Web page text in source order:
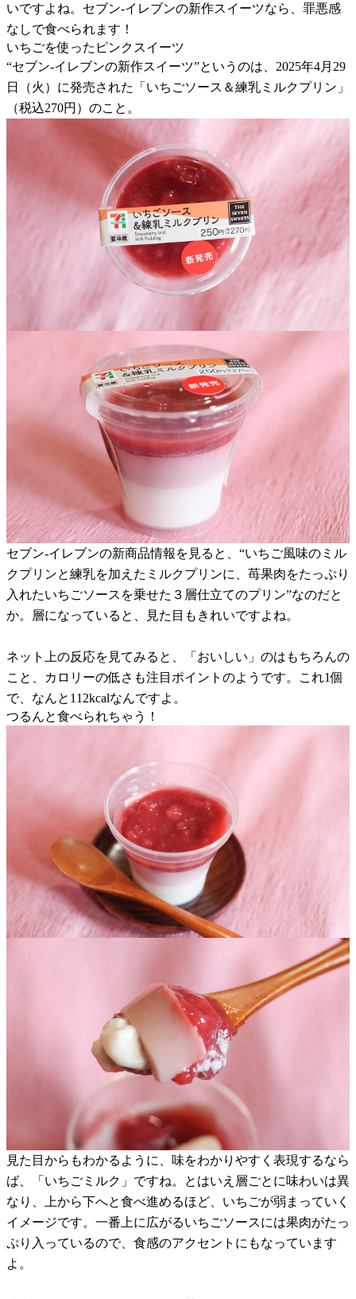
いですよね。セブン-イレブンの新作スイーツなら、罪悪感
なしで食べられます！
いちごを使ったピンクスイーツ
“セブン-イレブンの新作スイーツ”というのは、2025年4月29
日（火）に発売された「いちごソース＆練乳ミルクプリン」
（税込270円）のこと。
セブン-イレブンの新商品情報を見ると、“いちご風味のミル
クプリンと練乳を加えたミルクプリンに、苺果肉をたっぷり
入れたいちごソースを乗せた３層仕立てのプリン”なのだと
か。層になっていると、見た目もきれいですよね。
ネット上の反応を見てみると、「おいしい」のはもちろんの
こと、カロリーの低さも注目ポイントのようです。これ1個
で、なんと112kcalなんですよ。
つるんと食べられちゃう！
見た目からもわかるように、味をわかりやすく表現するなら
ば、「いちごミルク」ですね。とはいえ層ごとに味わいは異
なり、上から下へと食べ進めるほど、いちごが弱まっていく
イメージです。一番上に広がるいちごソースには果肉がたっ
ぷり入っているので、食感のアクセントにもなっています
よ。